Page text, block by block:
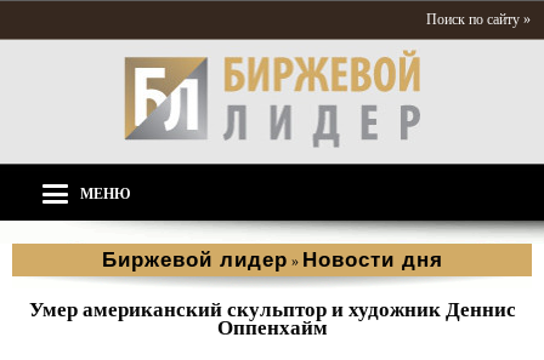
Поиск по сайту »
МЕНЮ
Биржевой лидер » Новости дня
Умер американский скульптор и художник Деннис
Оппенхайм